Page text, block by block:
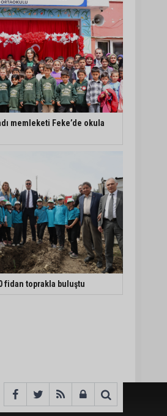
memleketi Feke’de okula
fidan toprakla buluştu